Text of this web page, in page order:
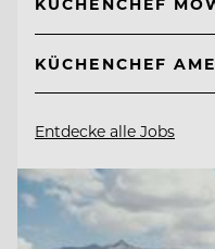
KÜCHENCHEF
KÜCHENCHEF
Entdecke alle Jobs